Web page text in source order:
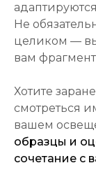
Не
целиком —
вам
Хотите
смотреться
вашем
образцы и
сочетание с